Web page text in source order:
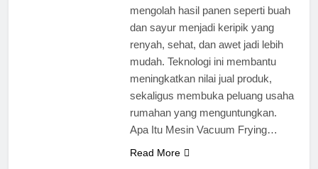
mengolah hasil panen seperti buah
dan sayur menjadi keripik yang
renyah, sehat, dan awet jadi lebih
mudah. Teknologi ini membantu
meningkatkan nilai jual produk,
sekaligus membuka peluang usaha
rumahan yang menguntungkan.
Apa Itu Mesin Vacuum Frying…
Read More